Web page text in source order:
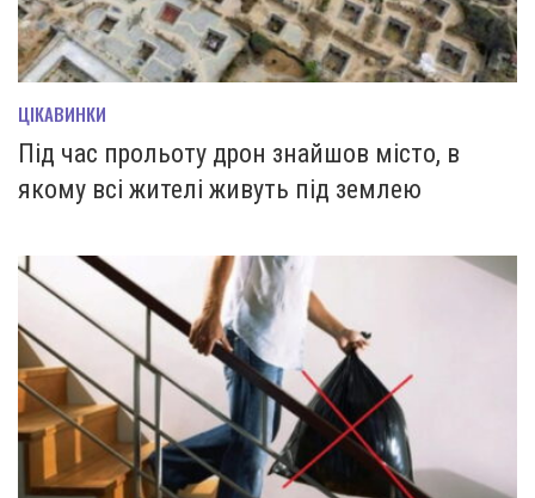
ЦІКАВИНКИ
Під час прольоту дрон знайшов місто, в
якому всі жителі живуть під землею